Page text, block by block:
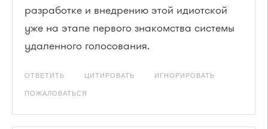
разработке и внедрению этой идиотской
уже на этапе первого знакомства системы
удаленного голосования.
ОТВЕТИТЬ ЦИТИРОВАТЬ ИГНОРИРОВАТЬ
ПОЖАЛОВАТЬСЯ